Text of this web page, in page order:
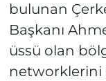
bulunan
Başkanı
üssü olan
networklerini